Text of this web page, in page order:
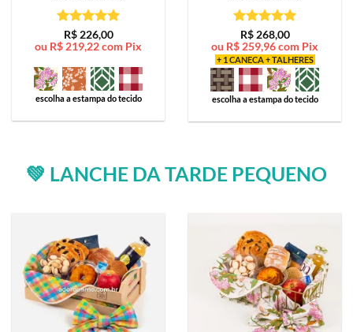
Avaliação5
de 5
R$226,00
ou R$ 219,22com Pix
escolha a estampa do tecido
Avaliação5
de 5
R$268,00
ou R$ 259,96com Pix
+ 1 CANECA + TALHERES
escolha a estampa do tecido
💚 LANCHE DA TARDE PEQUENO